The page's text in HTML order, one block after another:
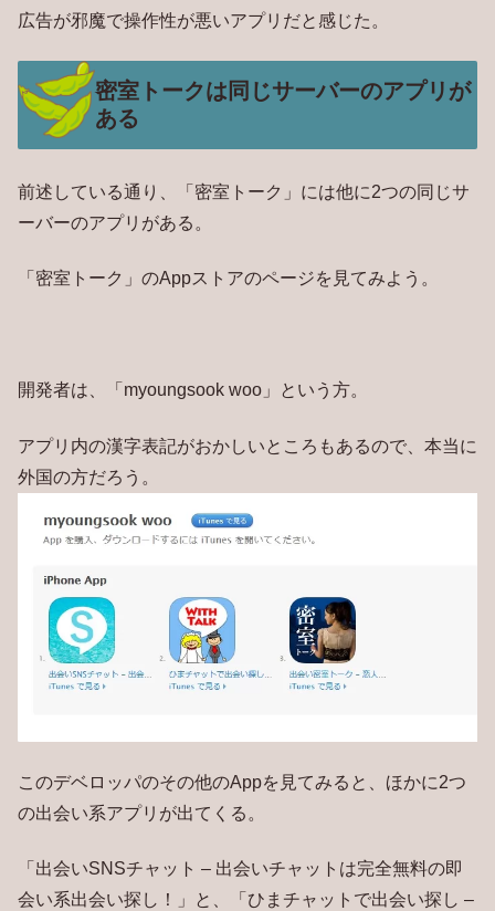
広告が邪魔で操作性が悪いアプリだと感じた。
密室トークは同じサーバーのアプリが
ある
前述している通り、「密室トーク」には他に2つの同じサ
ーバーのアプリがある。
「密室トーク」のAppストアのページを見てみよう。
開発者は、「myoungsook woo」という方。
アプリ内の漢字表記がおかしいところもあるので、本当に
外国の方だろう。
このデベロッパのその他のAppを見てみると、ほかに2つ
の出会い系アプリが出てくる。
「出会いSNSチャット – 出会いチャットは完全無料の即
会い系出会い探し！」と、「ひまチャットで出会い探し –